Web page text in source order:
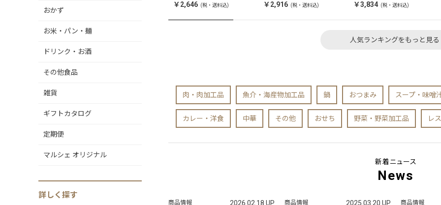
￥2,646 (税・送料込)
￥2,916 (税・送料込)
￥3,834 (税・送料込)
人気ランキングをもっと見る
肉・肉加工品 魚介・海産物加工品 鍋 おつまみ スープ・味噌
カレー・洋食 中華 その他 おせち 野菜・野菜加工品 レ
新着ニュース
News
商品情報 2026.02.18 UP 商品情報 2025.03.20 UP 商品情報
おかず
お米・パン・麺
ドリンク・お酒
その他食品
雑貨
ギフトカタログ
定期便
マルシェ オリジナル
詳しく 探す